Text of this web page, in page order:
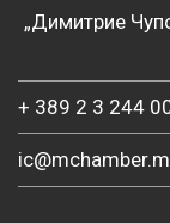
„Димитрие
+ 389 2 3 244